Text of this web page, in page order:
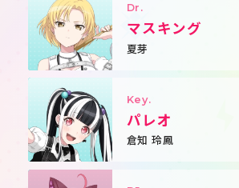
Dr.
マスキング
夏芽
Key.
パレオ
倉知 玲鳳